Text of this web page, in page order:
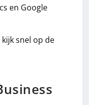
en Google
kijk snel op de